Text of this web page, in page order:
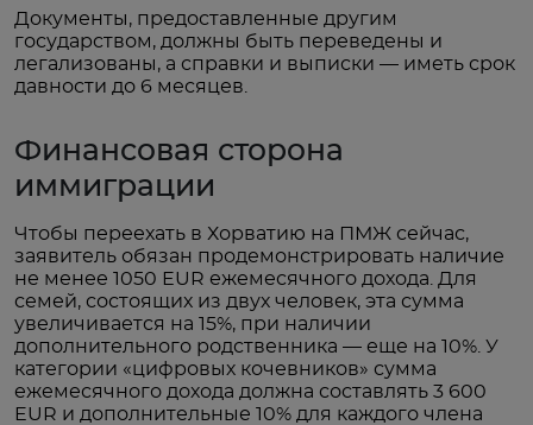
Документы, предоставленные другим
государством, должны быть переведены и
легализованы, а справки и выписки — иметь срок
давности до 6 месяцев.
Финансовая сторона
иммиграции
Чтобы переехать в Хорватию на ПМЖ сейчас,
заявитель обязан продемонстрировать наличие
не менее 1050 EUR ежемесячного дохода. Для
семей, состоящих из двух человек, эта сумма
увеличивается на 15%, при наличии
дополнительного родственника — еще на 10%. У
категории «цифровых кочевников» сумма
ежемесячного дохода должна составлять 3 600
EUR и дополнительные 10% для каждого члена